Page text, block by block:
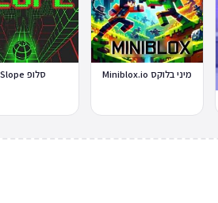
מיני בלוקס Miniblox.io סלופ Slope